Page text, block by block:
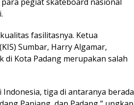
fasilitasnya. Ketua
Sumbar, Harry Algamar,
Kota Padang merupakan salah
tiga di antaranya berada